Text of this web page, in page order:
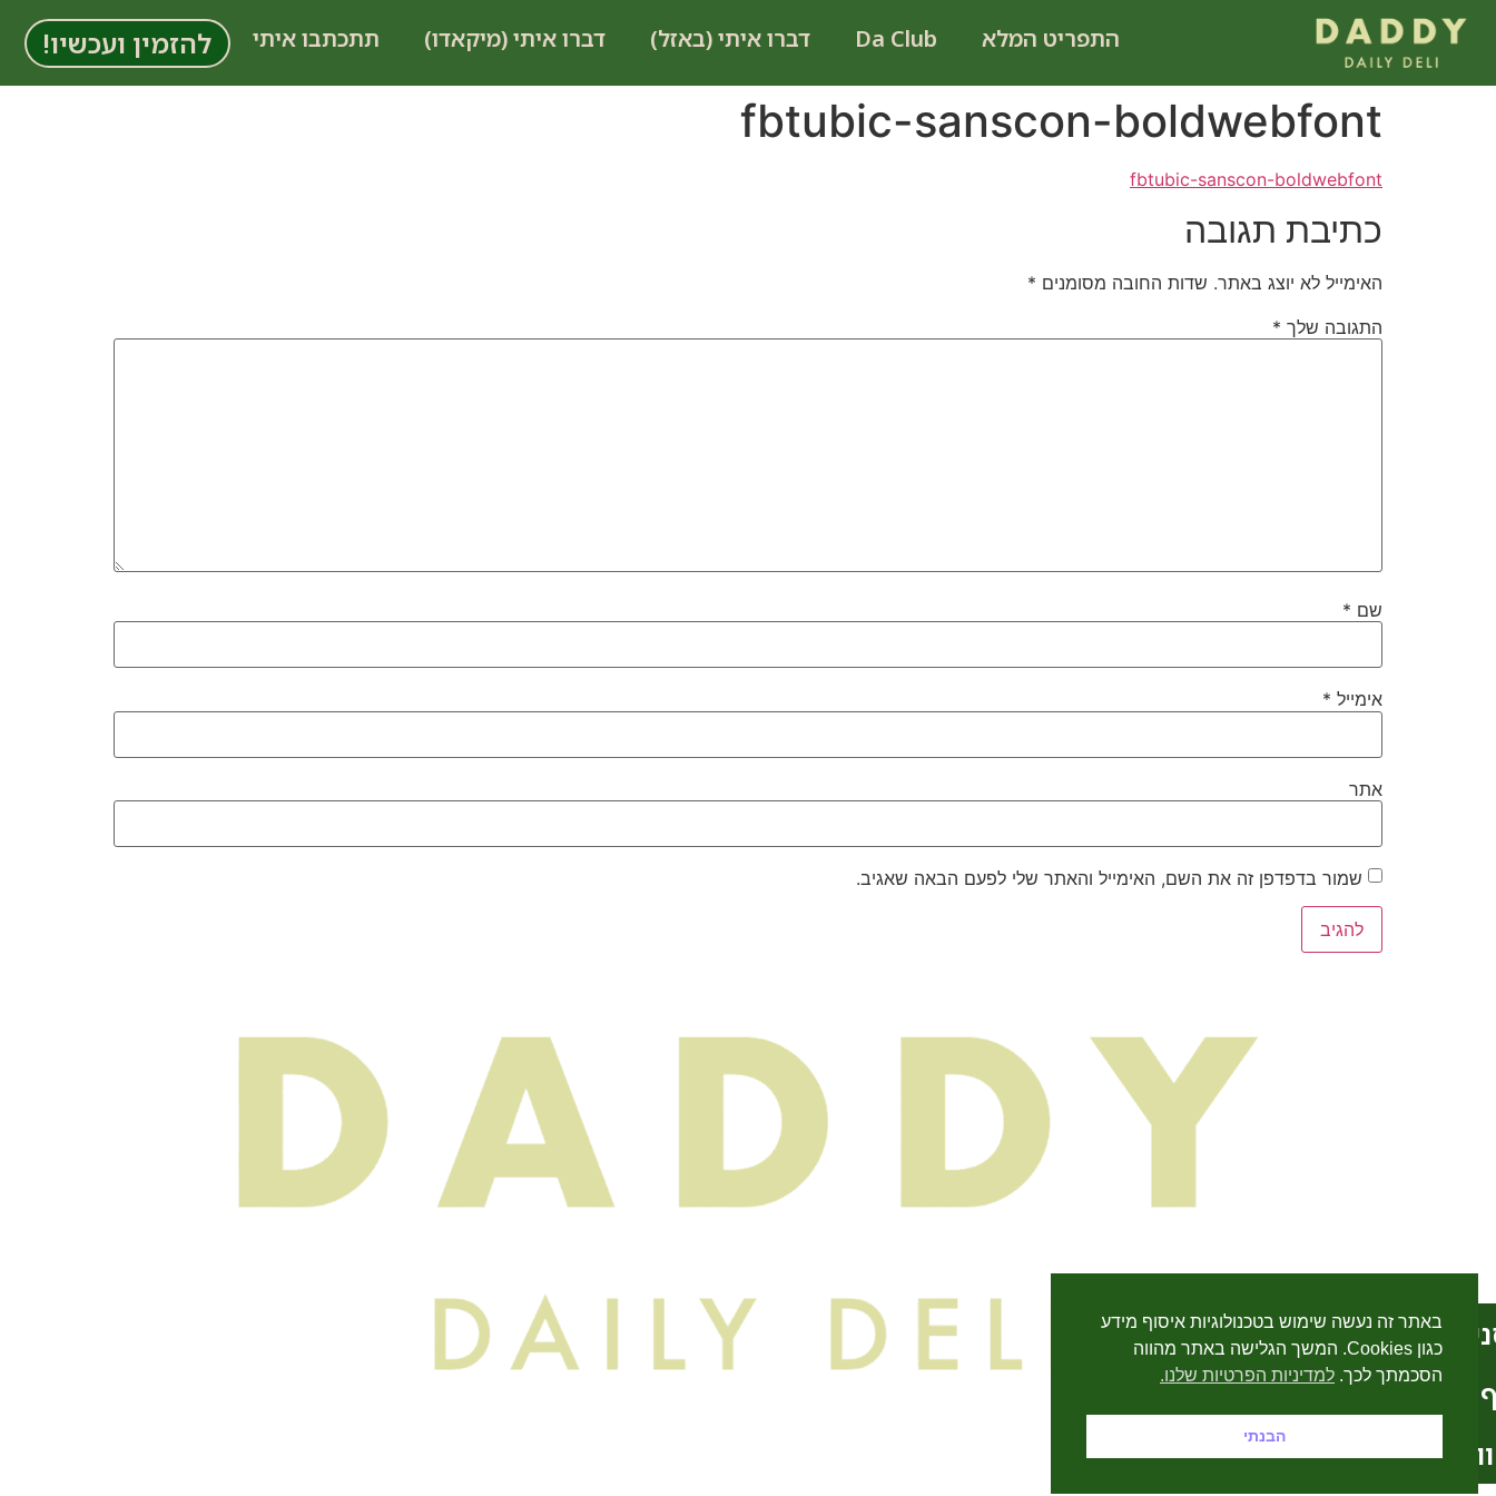
לתוכן
להזמין ועכשיו! התפריט המלא Da Club דברו איתי (באזל) דברו איתי (מיקאדו) תתכתבו איתי
fbtubic-sanscon-boldwebfont
fbtubic-sanscon-boldwebfont
כתיבת תגובה
האימייל לא יוצג באתר. שדות החובה מסומנים *
התגובה שלך *
שם *
אימייל *
אתר
שמור בדפדפן זה את השם, האימייל והאתר שלי לפעם הבאה שאגיב.
מעדניה שכונתית ← טעם בין לאומי
All rights reserved
באזל
מיקאדו
וואטסאפ
באתר זה נעשה שימוש בטכנולוגיות איסוף מידע
כגון Cookies. המשך הגלישה באתר מהווה
הסכמתך לכך. למדיניות הפרטיות שלנו.
הבנתי